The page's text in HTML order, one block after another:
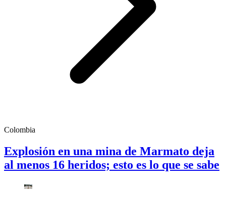
Colombia
Explosión en una mina de Marmato deja
al menos 16 heridos; esto es lo que se sabe